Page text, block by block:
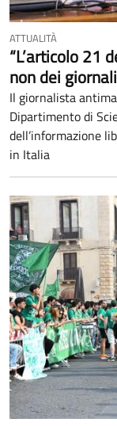
ATTUALITÀ
“L’articolo 21
non dei
Il giornalista
Dipartimento di
dell’informazione
in Italia